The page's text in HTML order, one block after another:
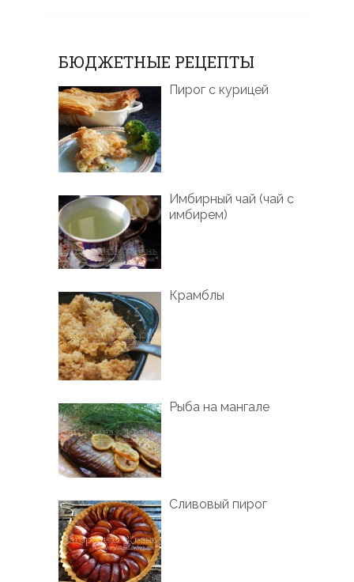
БЮДЖЕТНЫЕ РЕЦЕПТЫ
Пирог с курицей
Имбирный чай (чай с
имбирем)
Крамблы
Рыба на мангале
Сливовый пирог